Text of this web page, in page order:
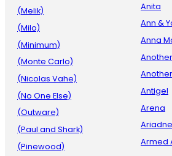
(Melik)
(Milo)
(Minimum)
(Monte Carlo)
(Nicolas Vahe)
(No One Else)
(Outware)
(Paul and Shark)
(Pinewood)
Anita
Ann &
Anna
Antigel
Arena
Armed